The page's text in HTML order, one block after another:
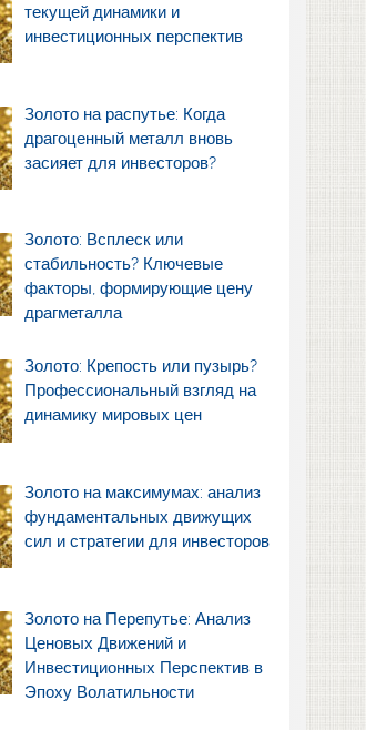
текущей динамики и
инвестиционных перспектив
Золото на распутье: Когда
драгоценный металл вновь
засияет для инвесторов?
Золото: Всплеск или
стабильность? Ключевые
факторы, формирующие цену
драгметалла
Золото: Крепость или пузырь?
Профессиональный взгляд на
динамику мировых цен
Золото на максимумах: анализ
фундаментальных движущих
сил и стратегии для инвесторов
Золото на Перепутье: Анализ
Ценовых Движений и
Инвестиционных Перспектив в
Эпоху Волатильности